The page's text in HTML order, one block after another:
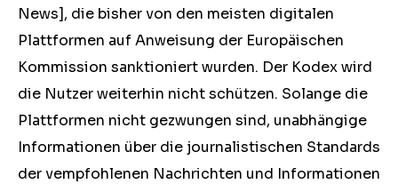
News], die bisher von den meisten digitalen
Plattformen auf Anweisung der Europäischen
Kommission sanktioniert wurden. Der Kodex wird
die Nutzer weiterhin nicht schützen. Solange die
Plattformen nicht gezwungen sind, unabhängige
Informationen über die journalistischen Standards
der vempfohlenen Nachrichten und Informationen